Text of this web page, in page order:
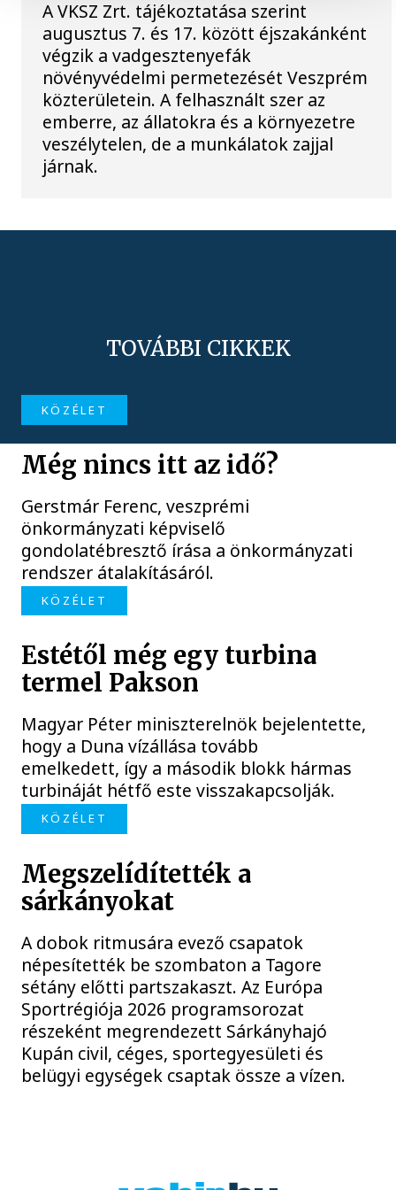
A VKSZ Zrt. tájékoztatása szerint
augusztus 7. és 17. között éjszakánként
végzik a vadgesztenyefák
növényvédelmi permetezését Veszprém
közterületein. A felhasznált szer az
emberre, az állatokra és a környezetre
veszélytelen, de a munkálatok zajjal
járnak.
TOVÁBBI CIKKEK
KÖZÉLET
Még nincs itt az idő?
Gerstmár Ferenc, veszprémi
önkormányzati képviselő
gondolatébresztő írása a önkormányzati
rendszer átalakításáról.
KÖZÉLET
Estétől még egy turbina
termel Pakson
Magyar Péter miniszterelnök bejelentette,
hogy a Duna vízállása tovább
emelkedett, így a második blokk hármas
turbináját hétfő este visszakapcsolják.
KÖZÉLET
Megszelídítették a
sárkányokat
A dobok ritmusára evező csapatok
népesítették be szombaton a Tagore
sétány előtti partszakaszt. Az Európa
Sportrégiója 2026 programsorozat
részeként megrendezett Sárkányhajó
Kupán civil, céges, sportegyesületi és
belügyi egységek csaptak össze a vízen.